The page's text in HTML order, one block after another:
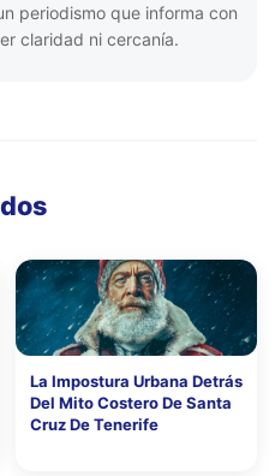
periodismo que informa con
claridad ni cercanía.
La Impostura Urbana Detrás
Del Mito Costero De Santa
Cruz De Tenerife